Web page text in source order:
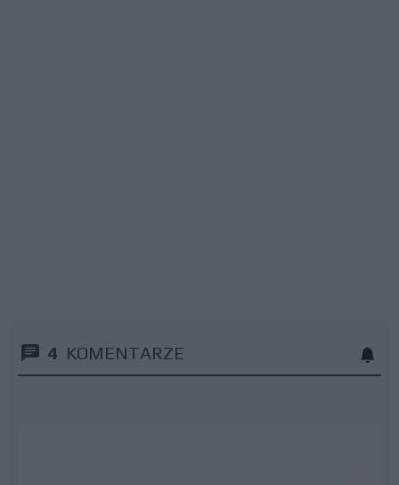
4 KOMENTARZE